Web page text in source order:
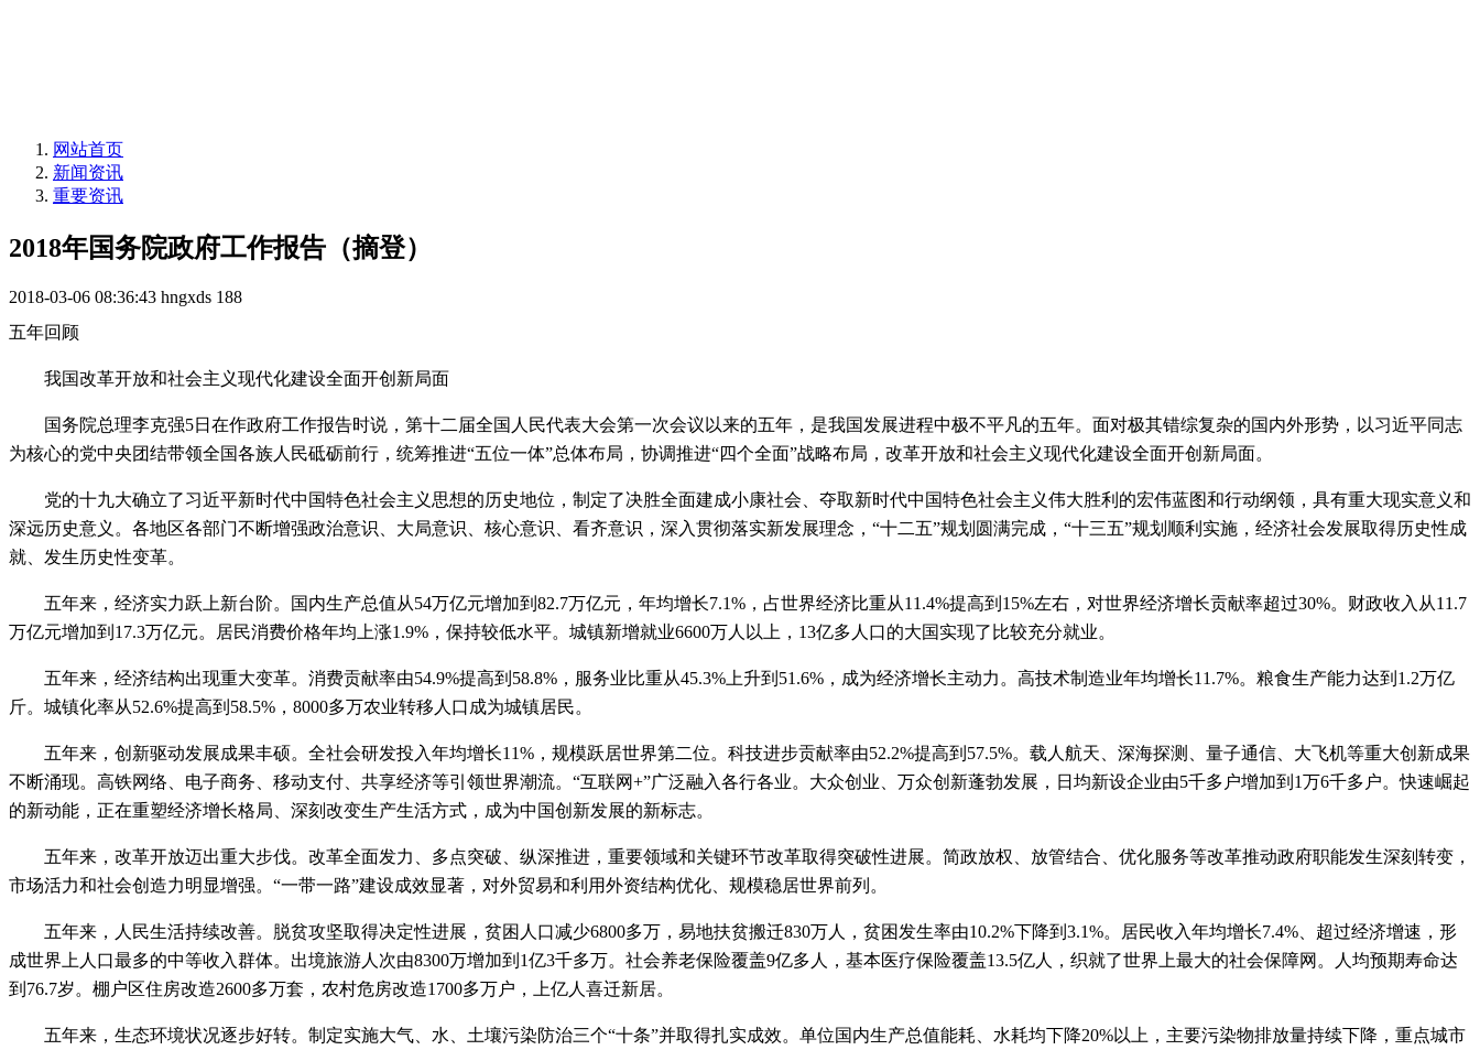
网站首页
新闻资讯
重要资讯
2018年国务院政府工作报告（摘登）
2018-03-06 08:36:43 hngxds 188
五年回顾
我国改革开放和社会主义现代化建设全面开创新局面
国务院总理李克强5日在作政府工作报告时说，第十二届全国人民代表大会第一次会议以来的五年，是我国发展进程中极不平凡的五年。面对极其错综复杂的国内外形势，以习近平同志
为核心的党中央团结带领全国各族人民砥砺前行，统筹推进“五位一体”总体布局，协调推进“四个全面”战略布局，改革开放和社会主义现代化建设全面开创新局面。
党的十九大确立了习近平新时代中国特色社会主义思想的历史地位，制定了决胜全面建成小康社会、夺取新时代中国特色社会主义伟大胜利的宏伟蓝图和行动纲领，具有重大现实意义和
深远历史意义。各地区各部门不断增强政治意识、大局意识、核心意识、看齐意识，深入贯彻落实新发展理念，“十二五”规划圆满完成，“十三五”规划顺利实施，经济社会发展取得历史性成
就、发生历史性变革。
五年来，经济实力跃上新台阶。国内生产总值从54万亿元增加到82.7万亿元，年均增长7.1%，占世界经济比重从11.4%提高到15%左右，对世界经济增长贡献率超过30%。财政收入从11.7
万亿元增加到17.3万亿元。居民消费价格年均上涨1.9%，保持较低水平。城镇新增就业6600万人以上，13亿多人口的大国实现了比较充分就业。
五年来，经济结构出现重大变革。消费贡献率由54.9%提高到58.8%，服务业比重从45.3%上升到51.6%，成为经济增长主动力。高技术制造业年均增长11.7%。粮食生产能力达到1.2万亿
斤。城镇化率从52.6%提高到58.5%，8000多万农业转移人口成为城镇居民。
五年来，创新驱动发展成果丰硕。全社会研发投入年均增长11%，规模跃居世界第二位。科技进步贡献率由52.2%提高到57.5%。载人航天、深海探测、量子通信、大飞机等重大创新成果
不断涌现。高铁网络、电子商务、移动支付、共享经济等引领世界潮流。“互联网+”广泛融入各行各业。大众创业、万众创新蓬勃发展，日均新设企业由5千多户增加到1万6千多户。快速崛起
的新动能，正在重塑经济增长格局、深刻改变生产生活方式，成为中国创新发展的新标志。
五年来，改革开放迈出重大步伐。改革全面发力、多点突破、纵深推进，重要领域和关键环节改革取得突破性进展。简政放权、放管结合、优化服务等改革推动政府职能发生深刻转变，
市场活力和社会创造力明显增强。“一带一路”建设成效显著，对外贸易和利用外资结构优化、规模稳居世界前列。
五年来，人民生活持续改善。脱贫攻坚取得决定性进展，贫困人口减少6800多万，易地扶贫搬迁830万人，贫困发生率由10.2%下降到3.1%。居民收入年均增长7.4%、超过经济增速，形
成世界上人口最多的中等收入群体。出境旅游人次由8300万增加到1亿3千多万。社会养老保险覆盖9亿多人，基本医疗保险覆盖13.5亿人，织就了世界上最大的社会保障网。人均预期寿命达
到76.7岁。棚户区住房改造2600多万套，农村危房改造1700多万户，上亿人喜迁新居。
五年来，生态环境状况逐步好转。制定实施大气、水、土壤污染防治三个“十条”并取得扎实成效。单位国内生产总值能耗、水耗均下降20%以上，主要污染物排放量持续下降，重点城市